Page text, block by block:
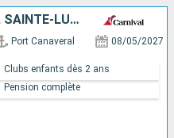
ARUBA, GRENADE, BARBADE, SAINTE-LUCIE, ANTIGUA-ET-BARBUDA, SAINT-MARTIN, SAINT-THOMAS, ÉTATS-UNIS
Port Canaveral 08/05/2027
Clubs enfants dès 2 ans
Pension complète